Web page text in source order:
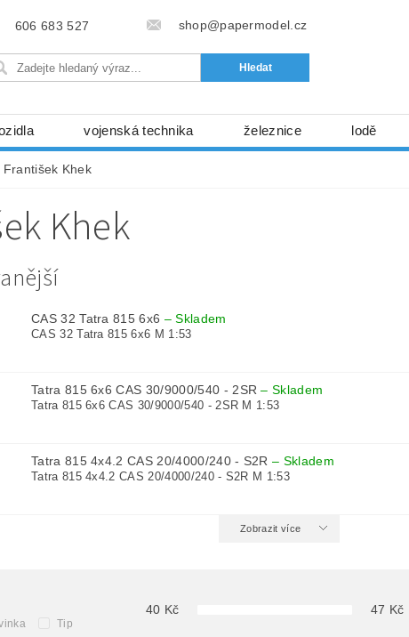
606 683 527 shop@papermodel.cz
vojenská technika železnice lodě
stroje
modelářské potřeby
František Khek
Khek
CAS 32 Tatra 815 6x6 –Skladem
CAS 32 Tatra 815 6x6 M 1:53
Tatra 815 6x6 CAS 30/9000/540 - 2SR–Skladem
Tatra 815 6x6 CAS 30/9000/540 - 2SR M 1:53
Tatra 815 4x4.2 CAS 20/4000/240 - S2R– Skladem
Tatra 815 4x4.2 CAS 20/4000/240 - S2R M 1:53
Zobrazit více
Tip
40 Kč 47 Kč